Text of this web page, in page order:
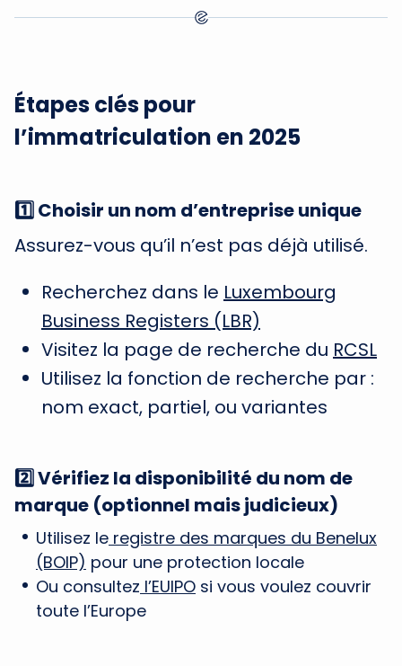
Étapes clés pour
l’immatriculation en 2025
1️⃣ Choisir un nom d’entreprise unique
Assurez-vous qu’il n’est pas déjà utilisé.
Recherchez dans le Luxembourg
Business Registers (LBR)
Visitez la page de recherche du RCSL
Utilisez la fonction de recherche par :
nom exact, partiel, ou variantes
2️⃣ Vérifiez la disponibilité du nom de
marque (optionnel mais judicieux)
Utilisez le registre des marques du Benelux
(BOIP) pour une protection locale
Ou consultez l’EUIPO si vous voulez couvrir
toute l’Europe